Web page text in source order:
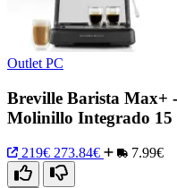
Outlet PC
Breville Barista Max+
Molinillo Integrado 15
219€ 273.84€ 7.99€